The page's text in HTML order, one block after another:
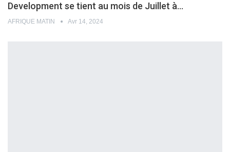
Development se tient au mois de Juillet à…
AFRIQUE MATIN Avr 14, 2024